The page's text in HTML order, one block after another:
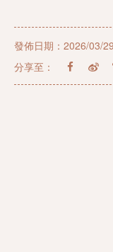
發佈日期：2026/03/29
分享至：